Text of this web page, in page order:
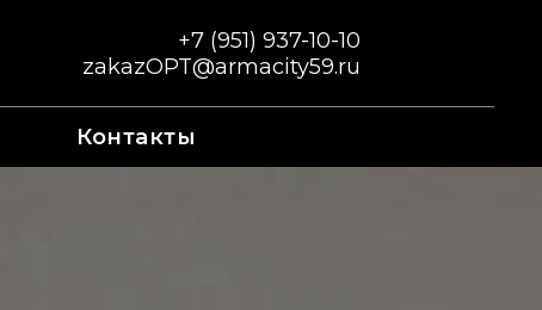
+7 (951) 937-10-10
zakazOPT@armacity59.ru
Контакты